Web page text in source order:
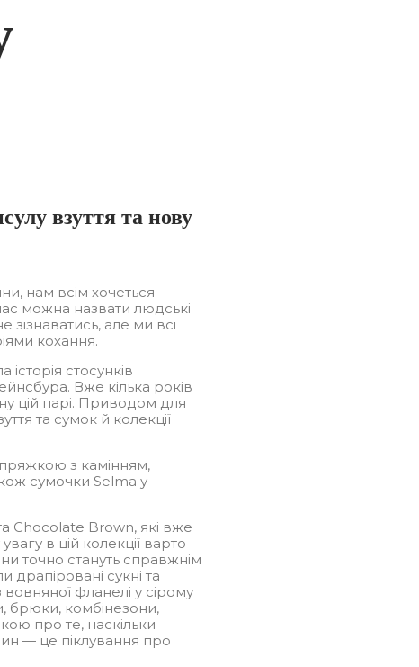
взуття та нову
нам всім хочеться
можна назвати людські
але ми всі
кохання.
стосунків
Вже кілька років
цій парі. Приводом для
та сумок й колекції
з камінням,
сумочки Selma у
Chocolate Brown, які вже
в цій колекції варто
точно стануть справжнім
драпіровані сукні та
фланелі у сірому
брюки, комбінезони,
про те, наскільки
— це піклування про